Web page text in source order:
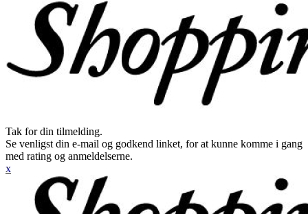
Tak for din tilmelding.
Se venligst din e-mail og godkend linket, for at kunne komme i gang
med rating og anmeldelserne.
x